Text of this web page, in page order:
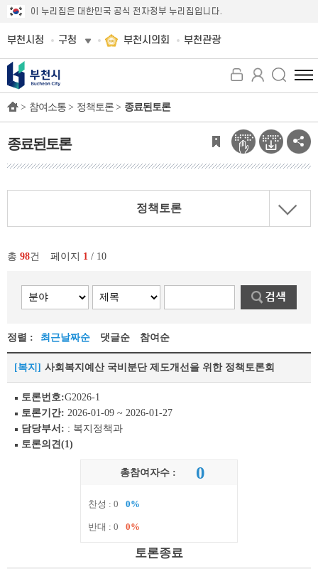
이 누리집은 대한민국 공식 전자정부 누리집입니다.
부천시청 구청 부천시의회 부천관광
전
체
뉴
보
기
> 참여소통 > 정책토론 > 종료된토론
종료된토론
정책토론
총 98건 페이지 1 / 10
정렬 : 최근날짜순 댓글순 참여순
[복지] 사회복지예산 국비분단 제도개선을 위한 정책토론회
토론번호:G2026-1
토론기간: 2026-01-09 ~ 2026-01-27
담당부서: : 복지정책과
토론의견(1)
총참여자수 : 0
찬성 : 0 0%
반대 : 0 0%
토론종료